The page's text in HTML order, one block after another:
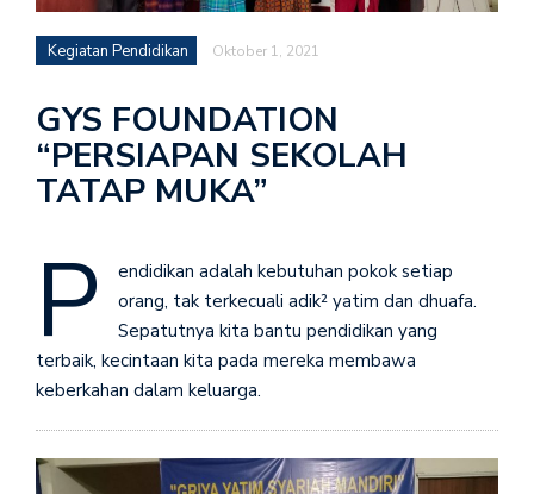
Kegiatan Pendidikan Oktober 1, 2021
GYS FOUNDATION
“PERSIAPAN SEKOLAH
TATAP MUKA”
P
endidikan adalah kebutuhan pokok setiap
orang, tak terkecuali adik² yatim dan dhuafa.
Sepatutnya kita bantu pendidikan yang
terbaik, kecintaan kita pada mereka membawa
keberkahan dalam keluarga.